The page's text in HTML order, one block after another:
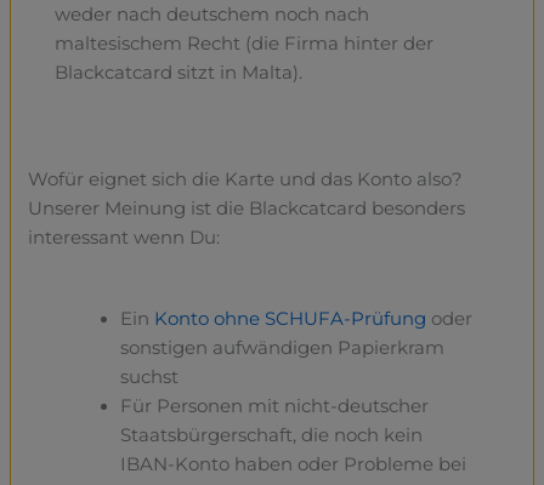
weder nach deutschem noch nach
maltesischem Recht (die Firma hinter der
Blackcatcard sitzt in Malta).
Wofür eignet sich die Karte und das Konto also?
Unserer Meinung ist die Blackcatcard besonders
interessant wenn Du:
Ein Konto ohne SCHUFA-Prüfung oder
sonstigen aufwändigen Papierkram
suchst
Für Personen mit nicht-deutscher
Staatsbürgerschaft, die noch kein
IBAN-Konto haben oder Probleme bei